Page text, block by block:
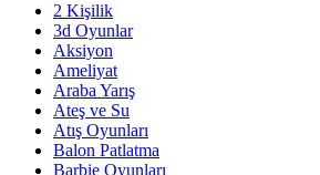
2 Kişilik
3d Oyunlar
Aksiyon
Ameliyat
Araba Yarış
Ateş ve Su
Atış Oyunları
Balon Patlatma
Barbie Oyunları